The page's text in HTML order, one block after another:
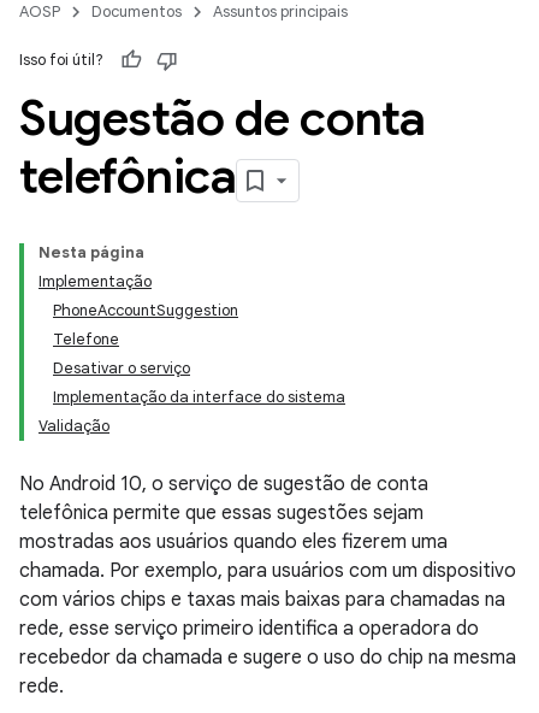
AOSP Documentos Assuntos principais
Isso foi útil?
Sugestão de conta
telefônica
Nesta página
Implementação
PhoneAccountSuggestion
Telefone
Desativar o serviço
Implementação da interface do sistema
Validação
No Android 10, o serviço de sugestão de conta
telefônica permite que essas sugestões sejam
mostradas aos usuários quando eles fizerem uma
chamada. Por exemplo, para usuários com um dispositivo
com vários chips e taxas mais baixas para chamadas na
rede, esse serviço primeiro identifica a operadora do
recebedor da chamada e sugere o uso do chip na mesma
rede.